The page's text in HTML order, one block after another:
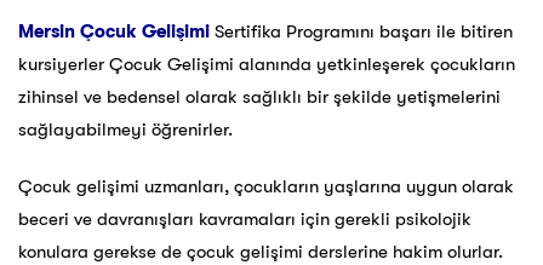
Mersin Çocuk Gelişimi Sertifika Programını başarı ile bitiren
kursiyerler Çocuk Gelişimi alanında yetkinleşerek çocukların
zihinsel ve bedensel olarak sağlıklı bir şekilde yetişmelerini
sağlayabilmeyi öğrenirler.
Çocuk gelişimi uzmanları, çocukların yaşlarına uygun olarak
beceri ve davranışları kavramaları için gerekli psikolojik
konulara gerekse de çocuk gelişimi derslerine hakim olurlar.